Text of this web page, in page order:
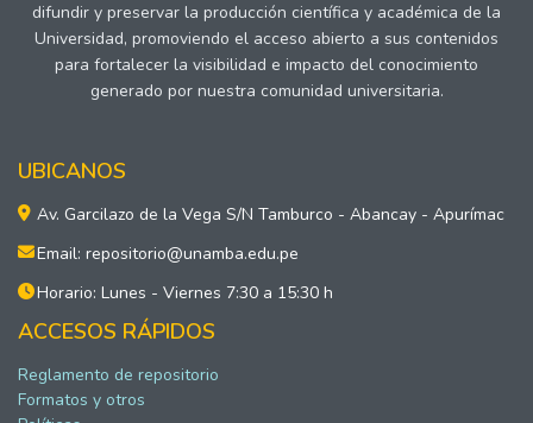
difundir y preservar la producción científica y académica de la
Universidad, promoviendo el acceso abierto a sus contenidos
para fortalecer la visibilidad e impacto del conocimiento
generado por nuestra comunidad universitaria.
UBICANOS
Av. Garcilazo de la Vega S/N Tamburco - Abancay - Apurímac
Email: repositorio@unamba.edu.pe
Horario: Lunes - Viernes 7:30 a 15:30 h
ACCESOS RÁPIDOS
Reglamento de repositorio
Formatos y otros